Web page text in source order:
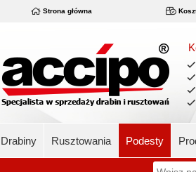
Strona główna
Drabiny Rusztowania Podesty